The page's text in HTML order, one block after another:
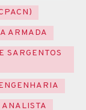
ARMADA
SARGENTOS
ANALISTA